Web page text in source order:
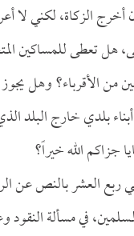
الزكاة، لكني لا
هل تعطى للمساكين
من الأقرباء؟ وهل
بلدي خارج البلد
جزاكم الله خيراً؟
ربع العشر بالنص عن
في مسألة